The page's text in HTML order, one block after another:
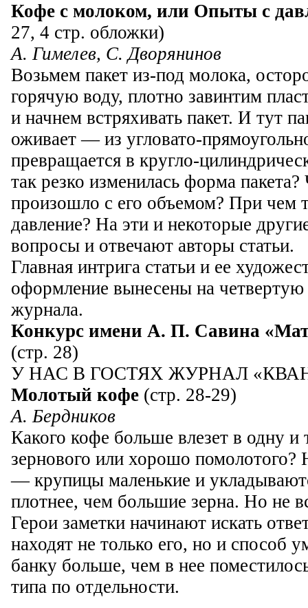
Кофе с молоком, или Опыты с
27, 4 стр. обложки)
А. Гимелев, С. Дворянинов
Возьмем пакет из-под молока,
горячую воду, плотно завинтим
и начнем встряхивать пакет. И тут
оживает — из угловато-
превращается в кругло-
так резко изменилась форма
произошло с его объемом? При чем
давление? На эти и некоторые
вопросы и отвечают авторы статьи.
Главная интрига статьи и ее
оформление вынесены на
журнала.
Конкурс имени А. П. Савина
(стр. 28)
У НАС В ГОСТЯХ ЖУРНАЛ
Молотый кофе (стр. 28-29)
А. Бердников
Какого кофе больше влезет в одну и
зернового или хорошо помолотого?
— крупицы маленькие и
плотнее, чем большие зерна. Но не
Герои заметки начинают искать
находят не только его, но и способ
банку больше, чем в нее
типа по отдельности.